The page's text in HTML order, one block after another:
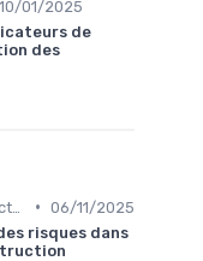
10/01/2025
de
des
• 06/11/2025
risques dans